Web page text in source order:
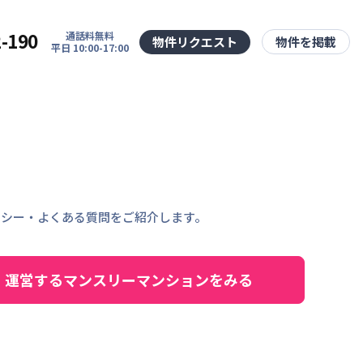
190
通話料無料
平日 10:00-17:00
物件リクエスト 物件を掲載
・よくある質問をご紹介します。
運営するマンスリーマンションをみる